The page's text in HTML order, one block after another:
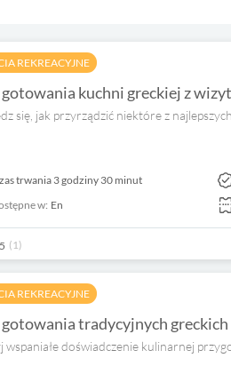
REKREACYJNE
kuchni greckiej z
się, jak przyrządzić niektóre z
trwania 3 godziny 30 minut
w: En
(1)
REKREACYJNE
tradycyjnych
wspaniałe doświadczenie kulinarnej